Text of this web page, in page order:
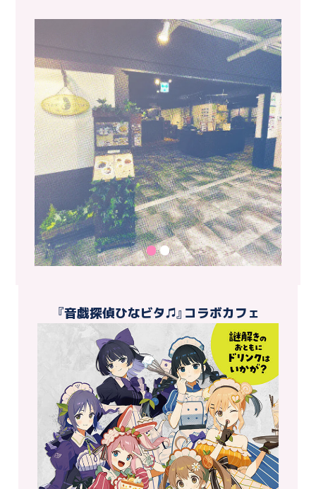
『音戯探偵ひなビタ♫』コラボカフェ